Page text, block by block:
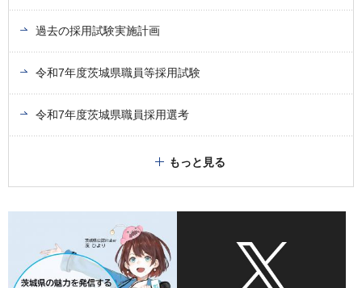
過去の採用試験実施計画
令和7年度茨城県職員等採用試験
令和7年度茨城県職員採用選考
もっと見る